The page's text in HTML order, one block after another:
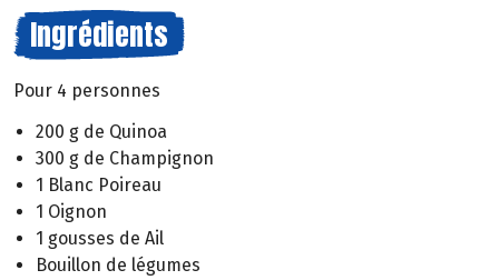
Ingrédients
Pour 4 personnes
200 g de Quinoa
300 g de Champignon
1 Blanc Poireau
1 Oignon
1 gousses de Ail
Bouillon de légumes